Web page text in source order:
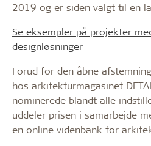
2019 og er siden valgt til en
Se eksempler på projekter
designløsninger
Forud for den åbne
hos arkitekturmagasinet
nominerede blandt alle
uddeler prisen i samarbejde
en online videnbank for